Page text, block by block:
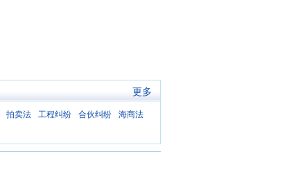
更多
拍卖法 工程纠纷 合伙纠纷
海商法